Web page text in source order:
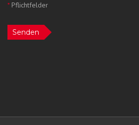
*Pflichtfelder
Senden